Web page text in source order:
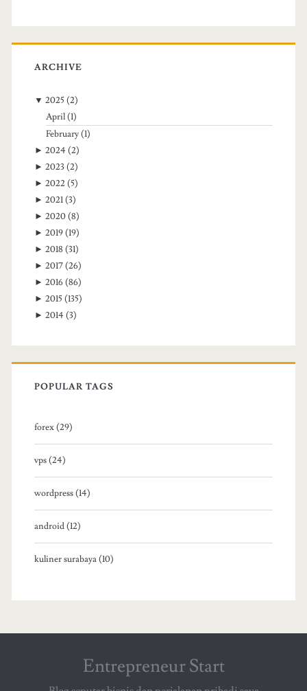
ARCHIVE
▼ 2025 (2)
April (1)
February (1)
► 2024 (2)
► 2023 (2)
► 2022 (5)
► 2021 (3)
► 2020 (8)
► 2019 (19)
► 2018 (31)
► 2017 (26)
► 2016 (86)
► 2015 (135)
► 2014 (3)
POPULAR TAGS
forex (29)
vps (24)
wordpress (14)
android (12)
kuliner surabaya (10)
Entrepreneur Start